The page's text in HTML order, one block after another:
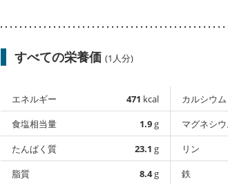
すべての栄養価 (1人分)
エネルギー 471 kcal
食塩相当量
1.9g
たんぱく質
23.1 g
脂質
8.4g
カルシウム
マグネシ
リン
鉄